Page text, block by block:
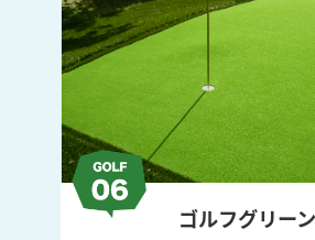
各種イベント